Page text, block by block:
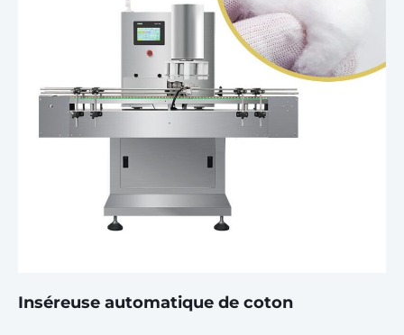
Inséreuse automatique de coton